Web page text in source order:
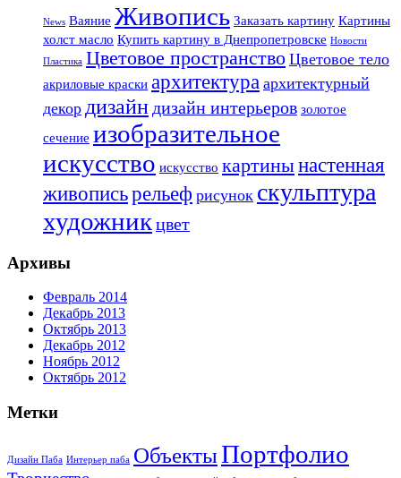
News Ваяние Живопись Заказать картину Картины
холст масло Купить картину в Днепропетровске Новости
Пластика Цветовое пространство Цветовое тело
акриловые краски архитектура архитектурный
декор дизайн дизайн интерьеров золотое
сечение изобразительное
искусство искусство картинынастенная
живописьрельеф рисунок скульптура
художникцвет
Архивы
Февраль 2014
Декабрь 2013
Октябрь 2013
Декабрь 2012
Ноябрь 2012
Октябрь 2012
Метки
Дизайн Паба Интерьер паба ОбъектыПортфолио